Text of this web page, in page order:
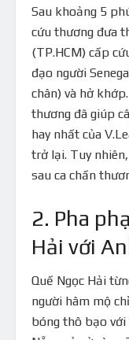
Sau khoảng 5
cứu thương đưa
(TP.HCM) cấp
đạo người
chân) và hở
thương đã giúp
hay nhất của
trở lại. Tuy
sau ca chấn
2. Pha
Hải với
Quế Ngọc Hải
người hâm mộ
bóng thô bạo với